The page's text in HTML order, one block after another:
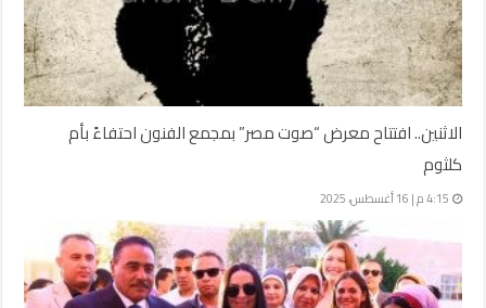
الاثنين.. افتتاح معرض “صوت مصر” بمجمع الفنون احتفاءً بأم
كلثوم
4:15 م | 16 أغسطس، 2025